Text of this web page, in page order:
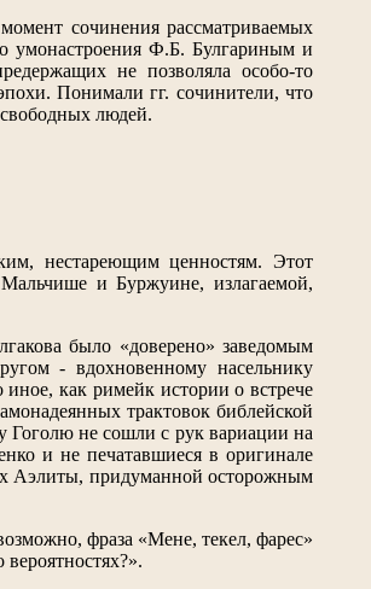
сочинения рассматриваемых
умонастроения Ф.Б. Булгариным и
не позволяла особо-то
Понимали гг. сочинители, что
людей.
нестареющим ценностям. Этот
и Буржуине, излагаемой,
было «доверено» заведомым
- вдохновенному насельнику
как римейк истории о встрече
трактовок библейской
Гоголю не сошли с рук вариации на
и не печатавшиеся в оригинале
Аэлиты, придуманной осторожным
фраза «Мене, текел, фарес»